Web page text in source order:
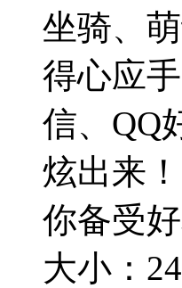
坐骑、
得心应
信、QQ
炫出来
你备受
大小：